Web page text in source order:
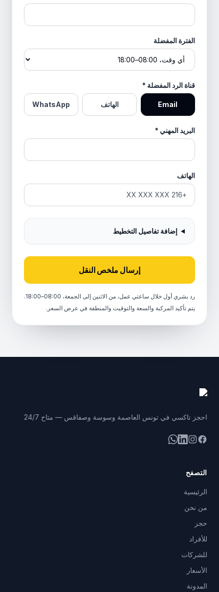
الفترة المفضلة
قناة الرد المفضلة *
Email الهاتف WhatsApp
البريد المهني *
الهاتف
إضافة تفاصيل التخطيط
إرسال ملخص النقل
رد بشري أول خلال ساعتي عمل، من الاثنين إلى الجمعة، 08:00–18:00.
يتم تأكيد المركبة والسعة والتوقيت والمنطقة في عرض السعر.
احجز تاكسي في تونس العاصمة وسوسة وصفاقس — متاح 24/7
فيسبوك
إنستغرام
لينكد إن
واتساب
التصفح
الرئيسية
من نحن
حجز
للأفراد
للشركات
الأسعار
المدونة